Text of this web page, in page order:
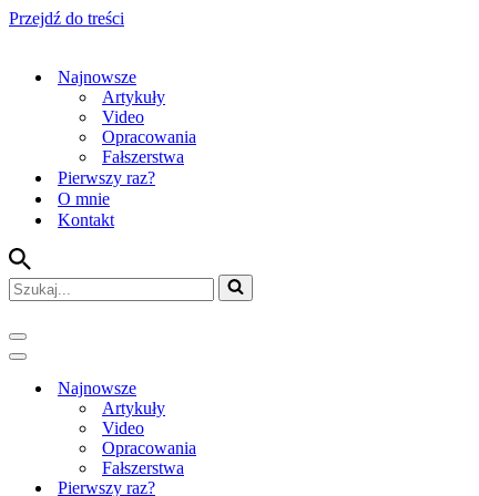
Przejdź do treści
Najnowsze
Artykuły
Video
Opracowania
Fałszerstwa
Pierwszy raz?
O mnie
Kontakt
Szukaj...
Menu
nawigacji
Menu
nawigacjiNajnowsze
Artykuły
Video
Opracowania
Fałszerstwa
Pierwszy raz?